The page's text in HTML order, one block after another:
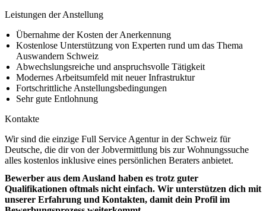
Leistungen der Anstellung
Übernahme der Kosten der Anerkennung
Kostenlose Unterstützung von Experten rund um das Thema
Auswandern Schweiz
Abwechslungsreiche und anspruchsvolle Tätigkeit
Modernes Arbeitsumfeld mit neuer Infrastruktur
Fortschrittliche Anstellungsbedingungen
Sehr gute Entlohnung
Kontakte
Wir sind die einzige Full Service Agentur in der Schweiz für
Deutsche, die dir von der Jobvermittlung bis zur Wohnungssuche
alles kostenlos inklusive eines persönlichen Beraters anbietet.
Bewerber aus dem Ausland haben es trotz guter
Qualifikationen oftmals nicht einfach. Wir unterstützen dich mit
unserer Erfahrung und Kontakten, damit dein Profil im